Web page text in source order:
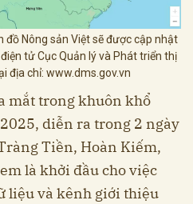
Nông sản Việt sẽ được cập nhật
tử Cục Quản lý và Phát triển thị
địa chỉ: www.dms.gov.vn
mắt trong khuôn khổ
diễn ra trong 2 ngày
Tiền, Hoàn Kiếm,
là khởi đầu cho việc
liệu và kênh giới thiệu